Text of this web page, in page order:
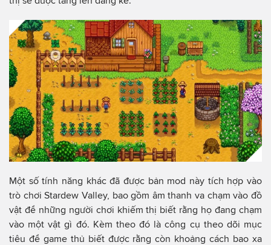
Một số tính năng khác đã được bản mod này tích hợp vào
trò chơi Stardew Valley, bao gồm âm thanh va chạm vào đồ
vật để những người chơi khiếm thị biết rằng họ đang chạm
vào một vật gì đó. Kèm theo đó là công cụ theo dõi mục
tiêu để game thủ biết được rằng còn khoảng cách bao xa